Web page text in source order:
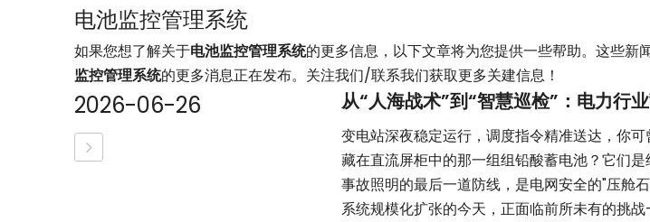
电池监控管理系统
如果您想了解关于电池监控管理系统的更多信息，以下文章将为您提供一些帮助。这些新
监控管理系统的更多消息正在发布。关注我们/联系我们获取更多关建信息！
2026-06-26 从“人海战术”到“智慧巡检”：电力行
变电站深夜稳定运行，调度指令精准送达，你
藏在直流屏柜中的那一组组铅酸蓄电池？它们是
事故照明的最后一道防线，是电网安全的"压舱
系统规模化扩张的今天，正面临前所未有的挑